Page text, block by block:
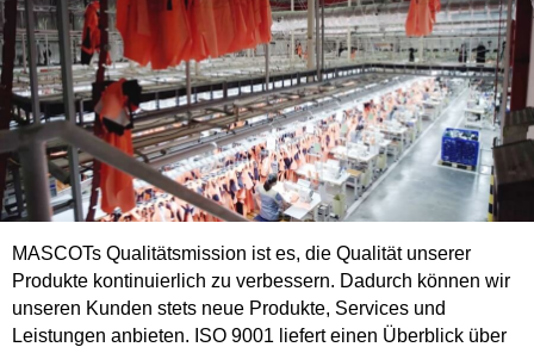
MASCOTs Qualitätsmission ist es, die Qualität unserer
Produkte kontinuierlich zu verbessern. Dadurch können wir
unseren Kunden stets neue Produkte, Services und
Leistungen anbieten. ISO 9001 liefert einen Überblick über